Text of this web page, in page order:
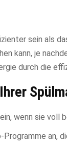
sein als
kann, je
durch die
wenn sie voll
an,